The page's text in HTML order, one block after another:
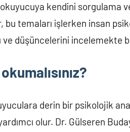
kendini sorgulama
bu temaları işlerken insan
ve düşüncelerini incelemekte
derin bir psikolojik
olur. Dr. Gülseren